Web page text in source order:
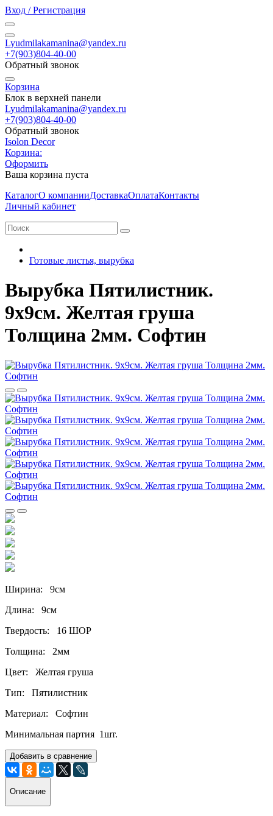
Вход / Регистрация
Lyudmilakamanina@yandex.ru
+7(903)804-40-00
Обратный звонок
Корзина
Блок в верхней панели
Lyudmilakamanina@yandex.ru
+7(903)804-40-00
Обратный звонок
Isolon Decor
Корзина:
Оформить
Ваша корзина пуста
КаталогО компанииДоставкаОплатаКонтакты
Личный кабинет
Готовые листья, вырубка
Вырубка Пятилистник.
9х9см. Желтая груша
Толщина 2мм. Софтин
Ширина: 9см
Длина: 9см
Твердость: 16 ШОР
Толщина: 2мм
Цвет: Желтая груша
Тип: Пятилистник
Материал: Софтин
Минимальная партия 1шт.
Добавить в сравнение
Описание